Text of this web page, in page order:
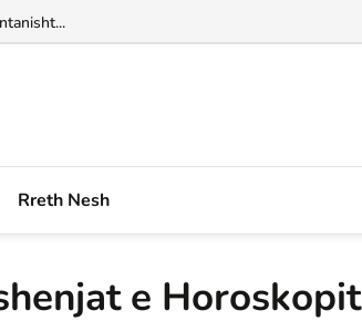
Rreth Nesh
e Horoskopit